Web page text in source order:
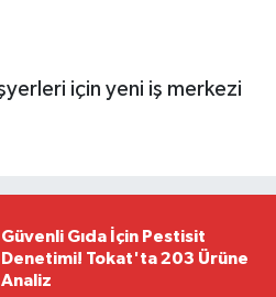
Güvenli Gıda İçin Pestisit
Denetimi! Tokat'ta 203 Ürüne
Analiz